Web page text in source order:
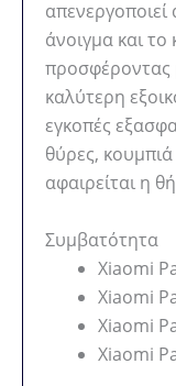
άνοιγμα και
προσφέροντας
καλύτερη
εγκοπές
θύρες, κουμπιά
αφαιρείται η
Συμβατότητα
Xiaomi
Xiaomi
Xiaomi
Xiaomi